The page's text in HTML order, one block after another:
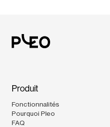
Produit
Fonctionnalités
Pourquoi Pleo
FAQ